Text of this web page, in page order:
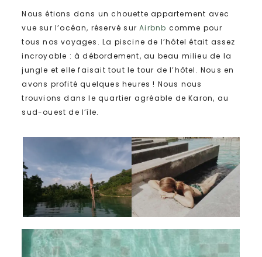
Nous étions dans un chouette appartement avec
vue sur l’océan, réservé surAirbnb comme pour
tous nos voyages. La piscine de l’hôtel était assez
incroyable : à débordement, au beau milieu de la
jungle et elle faisait tout le tour de l’hôtel. Nous en
avons profité quelques heures ! Nous nous
trouvions dans le quartier agréable de Karon, au
sud-ouest de l’île.